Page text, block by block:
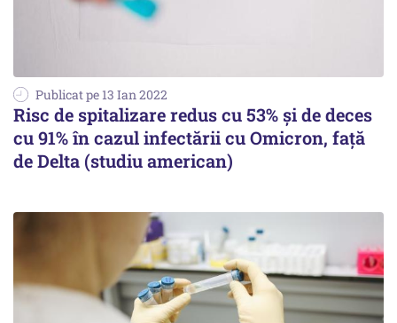
Publicat pe 13 Ian 2022
Risc de spitalizare redus cu 53% şi de deces
cu 91% în cazul infectării cu Omicron, faţă
de Delta (studiu american)